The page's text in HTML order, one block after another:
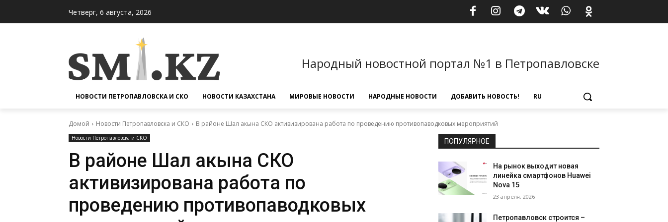
Четверг, 6 августа, 2026
Народный новостной портал №1 в Петропавловске
НОВОСТИ ПЕТРОПАВЛОВСКА И СКО НОВОСТИ КАЗАХСТАНА МИРОВЫЕ НОВОСТИ НАРОДНЫЕ НОВОСТИ ДОБАВИТЬ НОВОСТЬ! RU
Домой Новости Петропавловска и СКО В районе Шал акына СКО активизирована работа по проведению противопаводковых мероприятий
Новости Петропавловска и СКО
В районе Шал акына СКО
активизирована работа по
проведению противопаводковых
ПОПУЛЯРНОЕ
На рынок выходит новая
линейка смартфонов Huawei
Nova 15
23 апреля, 2026
Петропавловск строится –